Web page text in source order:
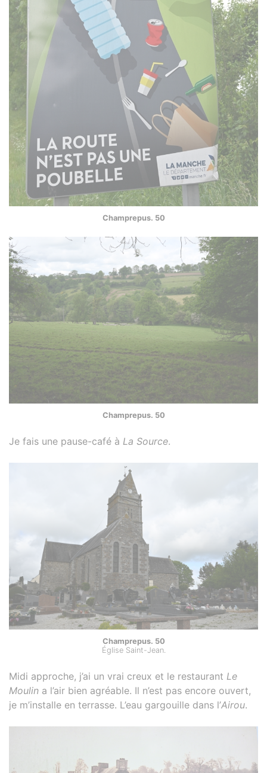
Champrepus. 50
Champrepus. 50
Je fais une pause-café à La Source.
Champrepus. 50
Église Saint-Jean.
Midi approche, j’ai un vrai creux et le restaurant Le
Moulin a l’air bien agréable. Il n’est pas encore ouvert,
je m’installe en terrasse. L’eau gargouille dans l’Airou.